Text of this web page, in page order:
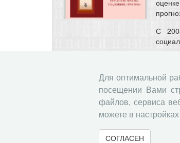
С
В
Для оптимальной
посещении Вами
файлов, сервиса
можете в
СОГЛАСЕН